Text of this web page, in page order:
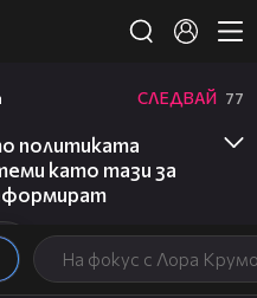
На фокус с Лора
СЛЕДВАЙ 77
политиката
като тази за